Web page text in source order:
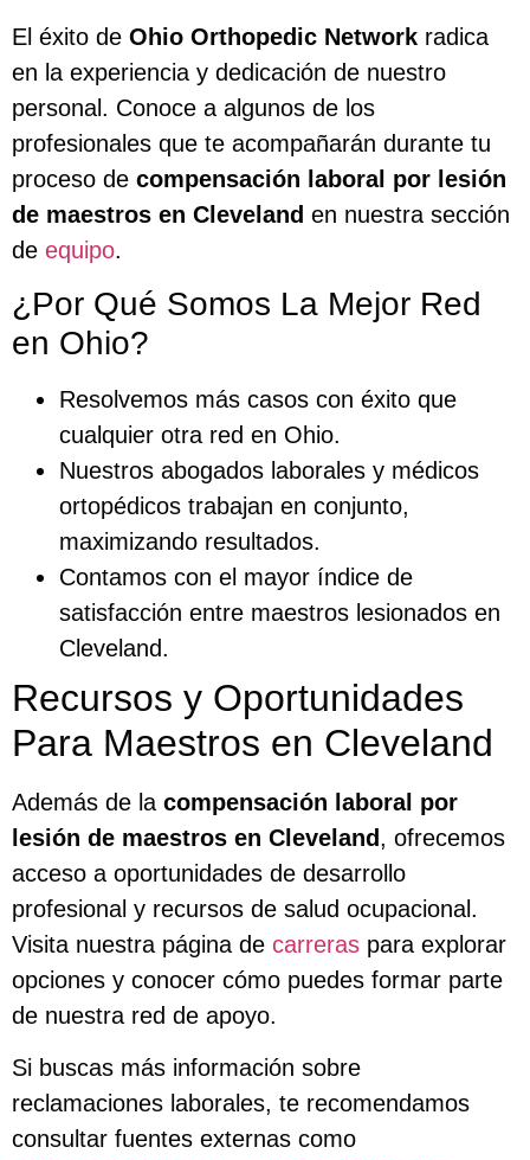
El éxito de Ohio Orthopedic Network radica
en la experiencia y dedicación de nuestro
personal. Conoce a algunos de los
profesionales que te acompañarán durante tu
proceso de compensación laboral por lesión
de maestros en Cleveland en nuestra sección
de equipo.
¿Por Qué Somos La Mejor Red
en Ohio?
Resolvemos más casos con éxito que
cualquier otra red en Ohio.
Nuestros abogados laborales y médicos
ortopédicos trabajan en conjunto,
maximizando resultados.
Contamos con el mayor índice de
satisfacción entre maestros lesionados en
Cleveland.
Recursos y Oportunidades
Para Maestros en Cleveland
Además de la compensación laboral por
lesión de maestros en Cleveland, ofrecemos
acceso a oportunidades de desarrollo
profesional y recursos de salud ocupacional.
Visita nuestra página de carreras para explorar
opciones y conocer cómo puedes formar parte
de nuestra red de apoyo.
Si buscas más información sobre
reclamaciones laborales, te recomendamos
consultar fuentes externas como